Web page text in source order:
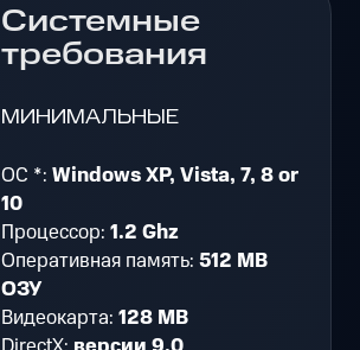
Системные
требования
МИНИМАЛЬНЫЕ
ОС *: Windows XP, Vista, 7, 8 or
10
Процессор: 1.2 Ghz
Оперативная память: 512 MB
ОЗУ
Видеокарта: 128 MB